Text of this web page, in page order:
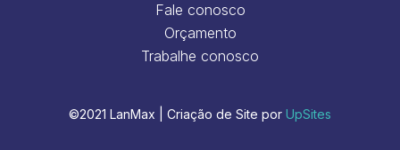
Fale conosco
Orçamento
Trabalhe conosco
©2021 LanMax | Criação de Site por UpSites